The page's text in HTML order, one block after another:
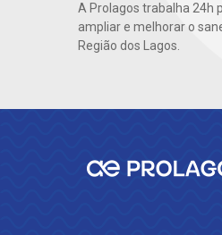
A Prolagos trabalha 24h
ampliar e melhorar o
Região dos Lagos.